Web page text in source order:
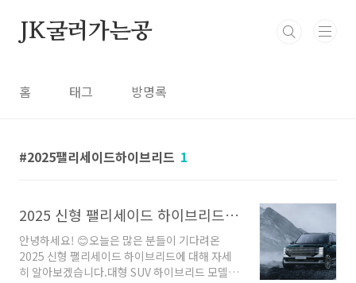
JK굴러가는공
홈 태그 방명록
2025팰리세이드하이브리드 1
2025 신형 팰리세이드 하이브리드 출시! 스펙, 가격, 색상 총정리
안녕하세요! 😊오늘은 많은 분들이 기다려온
2025 신형 팰리세이드 하이브리드에 대해 자세
히 알아보겠습니다.대형 SUV 하이브리드 모델로